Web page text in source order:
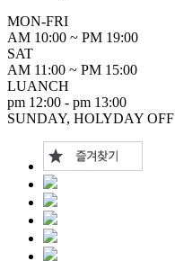
MON-FRI
AM 10:00 ~ PM 19:00
SAT
AM 11:00 ~ PM 15:00
LUANCH
pm 12:00 - pm 13:00
SUNDAY, HOLYDAY OFF